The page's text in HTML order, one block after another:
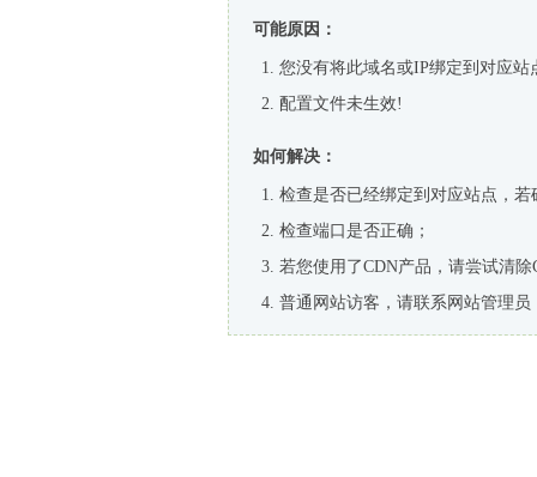
可能原因：
您没有将此域名或IP绑定到对应站
配置文件未生效!
如何解决：
检查是否已经绑定到对应站点，
检查端口是否正确；
若您使用了CDN产品，请尝试清除
普通网站访客，请联系网站管理员